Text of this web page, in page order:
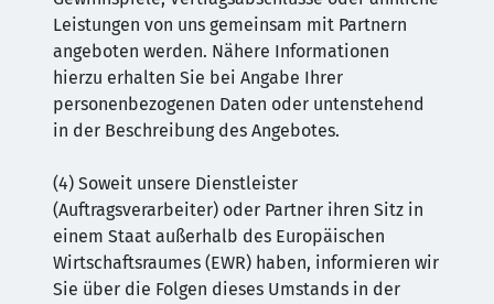
Leistungen von uns gemeinsam mit Partnern
angeboten werden. Nähere Informationen
hierzu erhalten Sie bei Angabe Ihrer
personenbezogenen Daten oder untenstehend
in der Beschreibung des Angebotes.
(4) Soweit unsere Dienstleister
(Auftragsverarbeiter) oder Partner ihren Sitz in
einem Staat außerhalb des Europäischen
Wirtschaftsraumes (EWR) haben, informieren wir
Sie über die Folgen dieses Umstands in der